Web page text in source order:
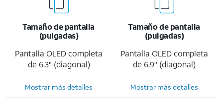
Tamaño de pantalla
(pulgadas)
Pantalla OLED completa
de 6.3" (diagonal)
Tamaño de pantalla
(pulgadas)
Pantalla OLED completa
de 6.9" (diagonal)
Mostrar más detalles Mostrar más detalles